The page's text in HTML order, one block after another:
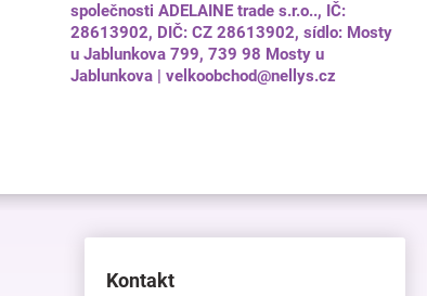
společnosti ADELAINE trade s.r.o.., IČ:
28613902, DIČ: CZ 28613902, sídlo: Mosty
u Jablunkova 799, 739 98 Mosty u
Jablunkova | velkoobchod@nellys.cz
Kontakt